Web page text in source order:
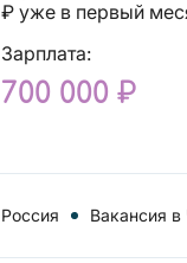
Зарплата:
700 000 ₽
Россия Вакансия